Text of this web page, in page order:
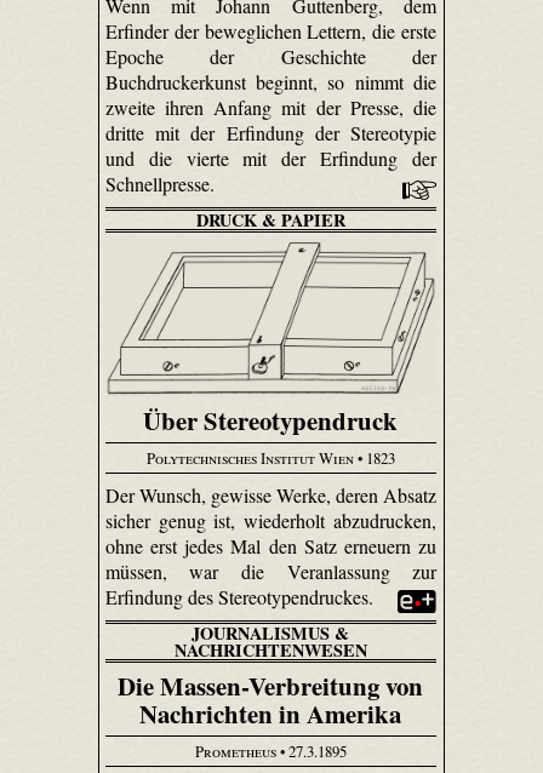
Wenn mit Johann Guttenberg, dem
Erfinder der beweglichen Lettern, die erste
Epoche der Geschichte der
Buchdruckerkunst beginnt, so nimmt die
zweite ihren Anfang mit der Presse, die
dritte mit der Erfindung der Stereotypie
und die vierte mit der Erfindung der
Schnellpresse.
DRUCK & PAPIER
Über Stereotypendruck
Polytechnisches Institut Wien• 1823
Der Wunsch, gewisse Werke, deren Absatz
sicher genug ist, wiederholt abzudrucken,
ohne erst jedes Mal den Satz erneuern zu
müssen, war die Veranlassung zur
Erfindung des Stereotypendruckes.
JOURNALISMUS &
NACHRICHTENWESEN
Die Massen-Verbreitung von
Nachrichten in Amerika
Prometheus• 27.3.1895